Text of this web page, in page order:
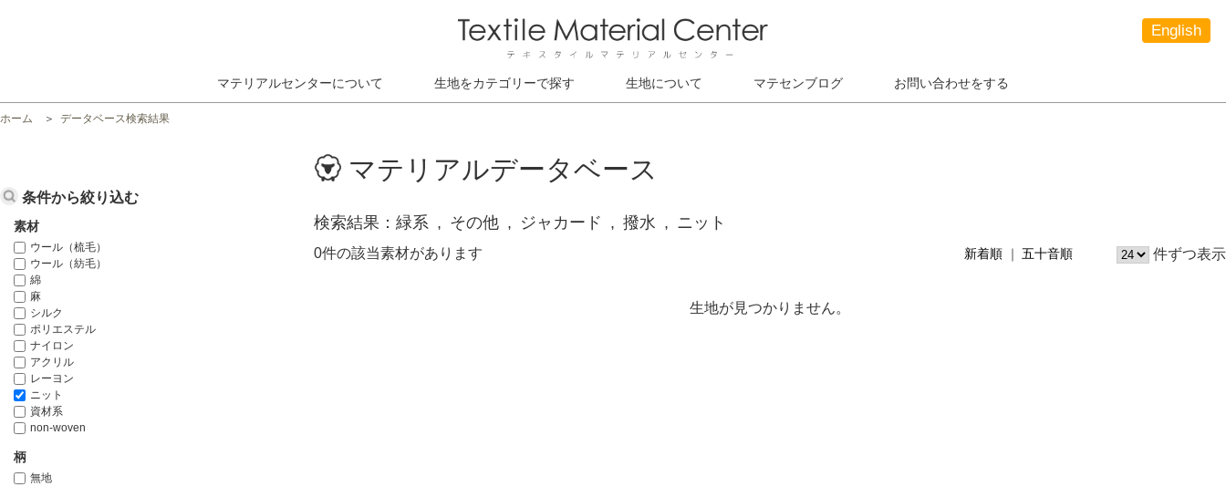
English
マテリアルセンターについて 生地をカテゴリーで探す 生地について マテセンブログ お問い合わせをする
ホーム データベース検索結果
マテリアルデータベース
検索結果 緑系 その他 ジャカード 撥水 ニット
0件の該当素材があります 新着順 五十音順 件ずつ表示
生地が見つかりません。
条件から絞り込む
素材
ウール（梳毛）
ウール（紡毛）
綿
麻
シルク
ポリエステル
ナイロン
アクリル
レーヨン
ニット
資材系
non-woven
柄
無地